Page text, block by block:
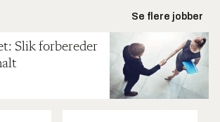
Se flere jobber
Slik forbereder